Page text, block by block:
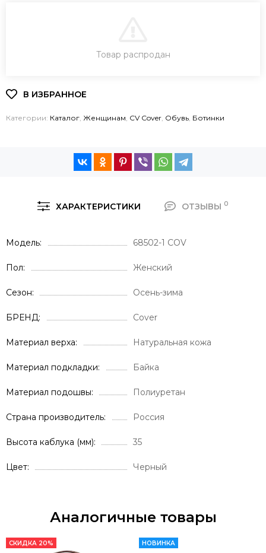
КУПИТЬ В 1 КЛИК
Товар распродан
Категории: Каталог Женщинам CV Cover Обувь Ботинки
ХАРАКТЕРИСТИКИ ОТЗЫВЫ 0
Модель 68502-1 COV
Пол Женский
Сезон Осень-зима
БРЕНД Cover
Материал верха Натуральная кожа
Материал подкладки Байка
Материал подошвы Полиуретан
Страна производитель Россия
Высота каблука (мм) 35
Цвет Черный
Аналогичные товары
СКИДКА 20% НОВИНКА